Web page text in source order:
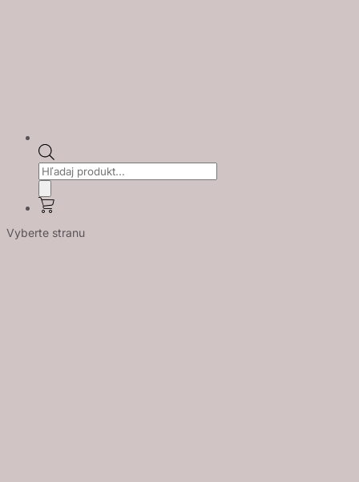
Products
search
Vyberte stranu